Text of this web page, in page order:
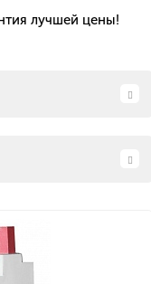
лучшей цены!